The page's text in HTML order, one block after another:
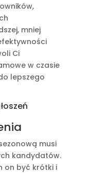
mniej
Ci
w czasie
lepszego
musi
kandydatów.
on być krótki i